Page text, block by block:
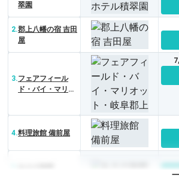
翠園
2.郡上八幡の宿 吉田
屋
3.フェアフィール
ド・バイ・マリオ
4.料理旅館 備前屋